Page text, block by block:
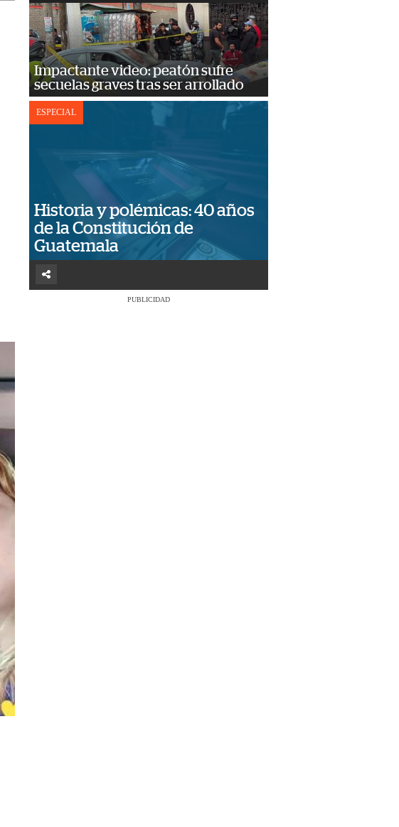
Impactante video: peatón sufre
secuelas graves tras ser arrollado
ESPECIAL
Historia y polémicas: 40 años
de la Constitución de
Guatemala
PUBLICIDAD